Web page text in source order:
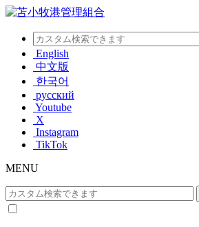
English
中文版
한국어
русский
Youtube
X
Instagram
TikTok
MENU